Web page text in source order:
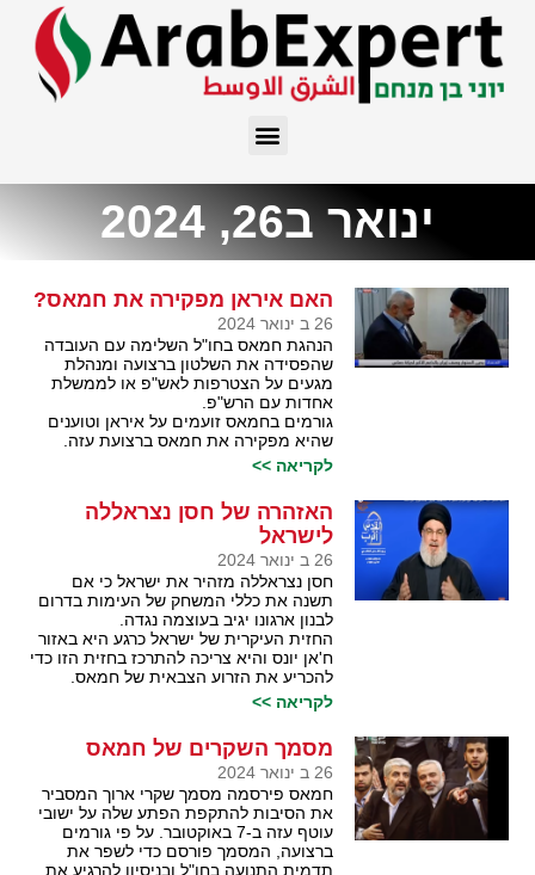
ינואר ב26, 2024
האם איראן מפקירה את חמאס?
26 ב ינואר 2024
הנהגת חמאס בחו"ל השלימה עם העובדה
שהפסידה את השלטון ברצועה ומנהלת
מגעים על הצטרפות לאש"פ או לממשלת
אחדות עם הרש"פ.
גורמים בחמאס זועמים על איראן וטוענים
שהיא מפקירה את חמאס ברצועת עזה.
לקריאה >>
האזהרה של חסן נצראללה
לישראל
26 ב ינואר 2024
חסן נצראללה מזהיר את ישראל כי אם
תשנה את כללי המשחק של העימות בדרום
לבנון ארגונו יגיב בעוצמה נגדה.
החזית העיקרית של ישראל כרגע היא באזור
ח'אן יונס והיא צריכה להתרכז בחזית הזו כדי
להכריע את הזרוע הצבאית של חמאס.
לקריאה >>
מסמך השקרים של חמאס
26 ב ינואר 2024
חמאס פירסמה מסמך שקרי ארוך המסביר
את הסיבות להתקפת הפתע שלה על ישובי
עוטף עזה ב-7 באוקטובר. על פי גורמים
ברצועה, המסמך פורסם כדי לשפר את
תדמית התנועה בחו"ל ובניסיון להרגיע את